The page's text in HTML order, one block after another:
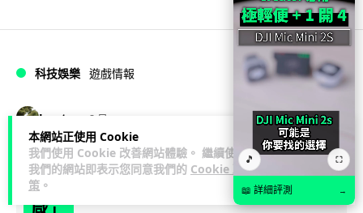
本網站正使用 Cookie
我們使用 Cookie 改善網站體驗。 繼續使用
我們的網站即表示您同意我們的 Cookie 政
策 。
科技娛樂 遊戲情報
Lawton 2 日
日本二手遊戲店減 90% 門市 業績反增
四成 "懷舊"在 Z 世代變成最潮「新鮮
🎵 ⛶
📖 詳細評測 →